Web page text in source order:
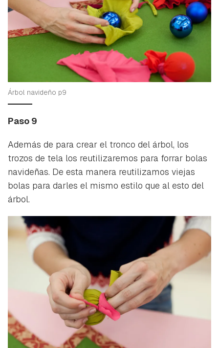
Árbol navideño p9
Paso 9
Además de para crear el tronco del árbol, los
trozos de tela los reutilizaremos para forrar bolas
navideñas. De esta manera reutilizamos viejas
bolas para darles el mismo estilo que al esto del
árbol.